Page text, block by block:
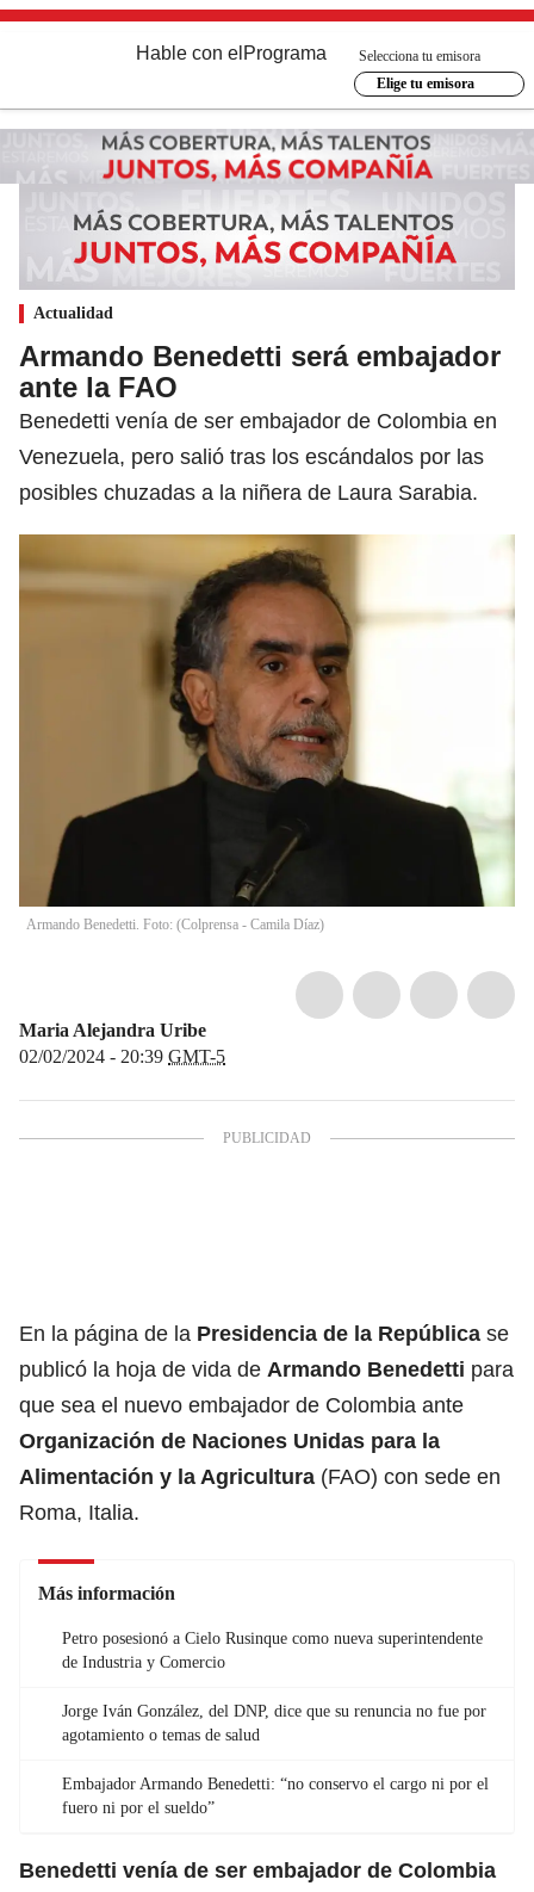
Hable con el Programa
Selecciona tu emisora
Elige tu emisora
Actualidad
Armando Benedetti será embajador
ante la FAO
Benedetti venía de ser embajador de Colombia en
Venezuela, pero salió tras los escándalos por las
posibles chuzadas a la niñera de Laura Sarabia.
Armando Benedetti. Foto: (Colprensa - Camila Díaz)
Maria Alejandra Uribe
02/02/2024 - 20:39 GMT-5
En la página de la Presidencia de la República se
publicó la hoja de vida de Armando Benedetti para
que sea el nuevo embajador de Colombia ante
Organización de Naciones Unidas para la
Alimentación y la Agricultura (FAO) con sede en
Roma, Italia.
Más información
Petro posesionó a Cielo Rusinque como nueva superintendente
de Industria y Comercio
Jorge Iván González, del DNP, dice que su renuncia no fue por
agotamiento o temas de salud
Embajador Armando Benedetti: “no conservo el cargo ni por el
fuero ni por el sueldo”
Benedetti venía de ser embajador de Colombia